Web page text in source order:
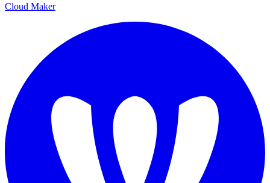
Cloud Maker